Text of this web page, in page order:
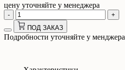
цену уточняйте у менеджера
-
+
ПОД ЗАКАЗ
Подробности уточняйте у менджера